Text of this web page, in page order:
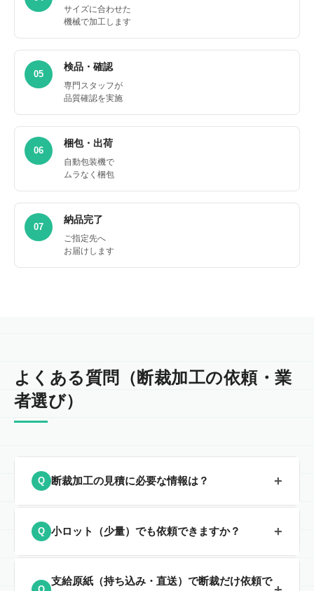
サイズに合わせた
機械で加工します
05
検品・確認
専門スタッフが
品質確認を実施
06
梱包・出荷
自動包装機で
ムラなく梱包
07
納品完了
ご指定先へ
お届けします
よくある質問（断裁加工の依頼・業
者選び）
Q 断裁加工の見積に必要な情報は？ +
主に素材名・紙厚（または米坪 g/m²）・原紙サイズ・
仕上がりサイズ・枚数・ご希望納期
です。分からない項目があっても構いません。用途や現
状を伺いながら整理します（下の見積テンプレートをご
Q 小ロット（少量）でも依頼できますか？ +
小ロットからご相談を承っております。具体的な素材・
支給原紙（持ち込み・直送）で断裁だけ依頼で